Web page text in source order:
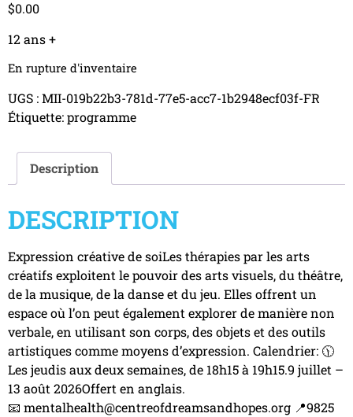
$0.00
12 ans +
En rupture d'inventaire
UGS :MII-019b22b3-781d-77e5-acc7-1b2948ecf03f-FR
Étiquette:programme
Description
DESCRIPTION
Expression créative de soiLes thérapies par les arts
créatifs exploitent le pouvoir des arts visuels, du théâtre,
de la musique, de la danse et du jeu. Elles offrent un
espace où l’on peut également explorer de manière non
verbale, en utilisant son corps, des objets et des outils
artistiques comme moyens d’expression. Calendrier: 🕦
Les jeudis aux deux semaines, de 18h15 à 19h15.9 juillet –
13 août 2026Offert en anglais.
📧 mentalhealth@centreofdreamsandhopes.org 📍9825